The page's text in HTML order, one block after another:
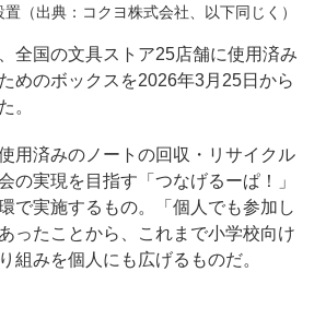
（出典：コクヨ株式会社、以下同じく）
全国の文具ストア25店舗に使用済み
めのボックスを2026年3月25日から
。
用済みのノートの回収・リサイクル
の実現を目指す「つなげるーぱ！」
で実施するもの。「個人でも参加し
ったことから、これまで小学校向け
組みを個人にも広げるものだ。